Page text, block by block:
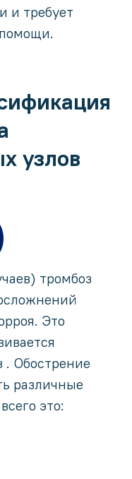
требует
узлов
тромбоз
Это
. Обострение
различные
это: